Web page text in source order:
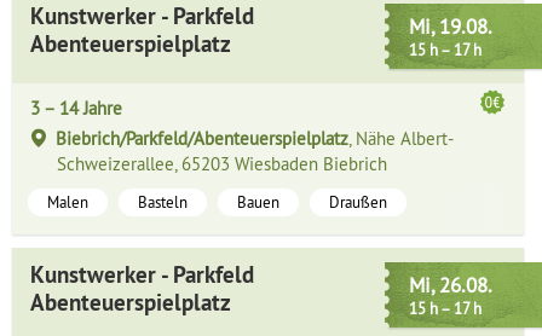
Mi, 19.08.
15 h – 17 h
Kunstwerker - Parkfeld
Abenteuerspielplatz
3 – 14 Jahre
Biebrich/Parkfeld/Abenteuerspielplatz, Nähe Albert-
Schweizerallee, 65203 Wiesbaden Biebrich
Malen Basteln Bauen Draußen
Mi, 26.08.
15 h – 17 h
Kunstwerker - Parkfeld
Abenteuerspielplatz